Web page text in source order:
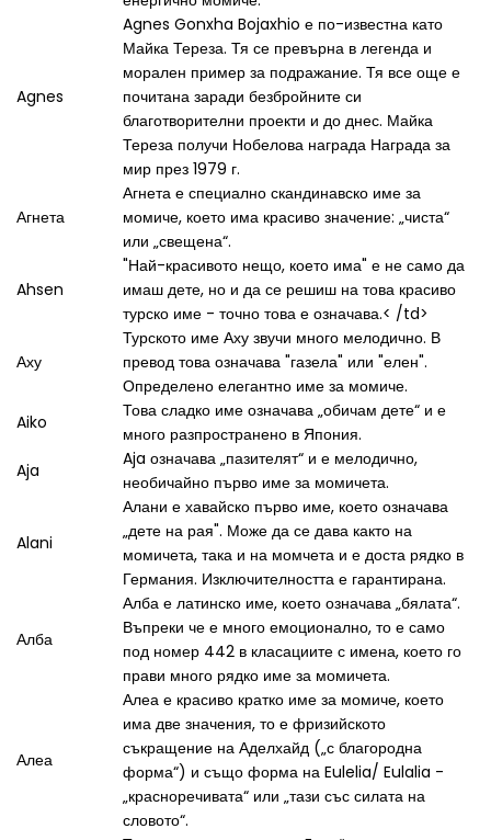
Agnes
Agnes Gonxha Bojaxhio е по-известна като
Майка Тереза. Тя се превърна в легенда и
морален пример за подражание. Тя все още е
почитана заради безбройните си
благотворителни проекти и до днес. Майка
Тереза ​​получи Нобелова награда Награда за
мир през 1979 г.
Агнета
Агнета е специално скандинавско име за
момиче, което има красиво значение: „чиста“
или „свещена“.
Ahsen
"Най-красивото нещо, което има" е не само да
имаш дете, но и да се решиш на това красиво
турско име - точно това е означава.< /td>
Аху
Турското име Аху звучи много мелодично. В
превод това означава "газела" или "елен".
Определено елегантно име за момиче.
Aiko
Това сладко име означава „обичам дете“ и е
много разпространено в Япония.
Aja
Aja означава „пазителят“ и е мелодично,
необичайно първо име за момичета.
Alani
Алани е хавайско първо име, което означава
„дете на рая". Може да се дава както на
момичета, така и на момчета и е доста рядко в
Германия. Изключителността е гарантирана.
Алба
Алба е латинско име, което означава „бялата“.
Въпреки че е много емоционално, то е само
под номер 442 в класациите с имена, което го
прави много рядко име за момичета.
Алеа
Алеа е красиво кратко име за момиче, което
има две значения, то е фризийското
съкращение на Аделхайд („с благородна
форма“) и също форма на Eulelia/ Eulalia -
„красноречивата“ или „тази със силата на
словото“.